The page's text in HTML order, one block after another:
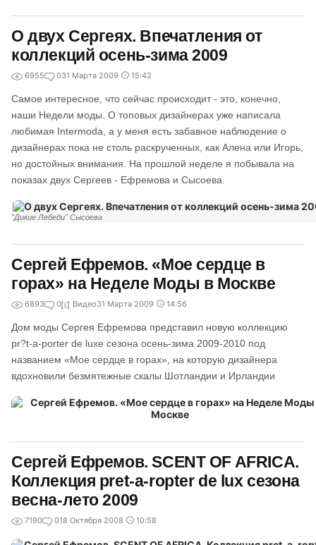
О двух Сергеях. Впечатления от
коллекций осень-зима 2009
6955 031 Марта 2009 15:42
Самое интересное, что сейчас происходит - это, конечно,
наши Недели моды. О топовых дизайнерах уже написала
любимая Intermoda, а у меня есть забавное наблюдение о
дизайнерах пока не столь раскрученных, как Алена или Игорь,
но достойных внимания. На прошлой неделе я побывала на
показах двух Сергеев - Ефремова и Сысоева.
"Дикие Лебеди" Сысоева
Сергей Ефремов. «Мое сердце в
горах» на Неделе Моды в Москве
6893 0 Видео31 Марта 2009 14:56
Дом моды Сергея Ефремова представил новую коллекцию
pr?t-a-porter de luxe сезона осень-зима 2009-2010 под
названием «Мое сердце в горах», на которую дизайнера
вдохновили безмятежные скалы Шотландии и Ирландии
Сергей Ефремов. SCENT OF AFRICA.
Коллекция pret-a-ropter de lux сезона
весна-лето 2009
7190 018 Октября 2008 10:58